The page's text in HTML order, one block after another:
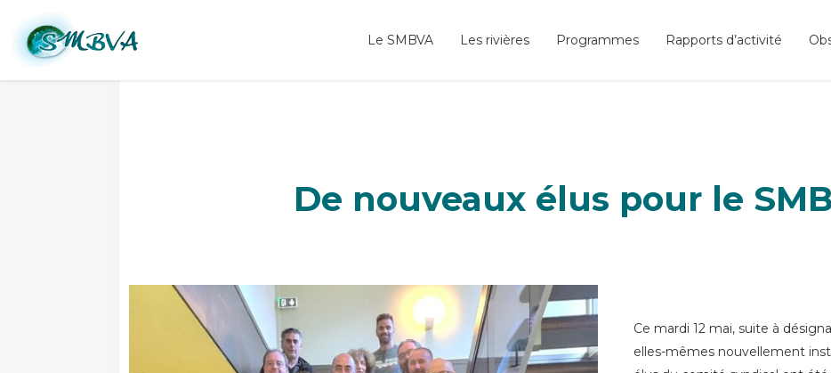
Le SMBVA
Les rivières Programmes Rapports d’activité
De nouveaux élus pour le
Ce mardi 12 mai, suite à
elles-mêmes nouvellement